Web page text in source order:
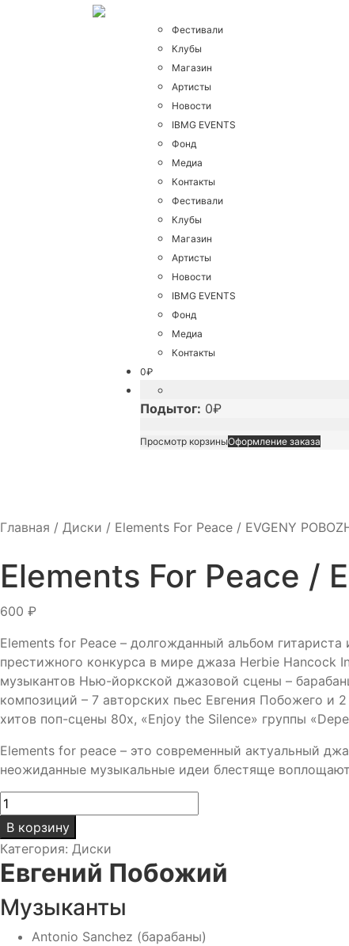
Фестивали
Клубы
Магазин
Артисты
Новости
IBMG EVENTS
Фонд
Медиа
Контакты
Фестивали
Клубы
Магазин
Артисты
Новости
IBMG EVENTS
Фонд
Медиа
Контакты
0₽
Подытог: 0₽
Просмотр корзиныОформление заказа
Главная / Диски / Elements For Peace / EVGENY
Elements For Peace /
600 ₽
Elements for Peace – долгожданный альбом
престижного конкурса в мире джаза Herbie Hancock
музыкантов Нью-йоркской джазовой сцены –
композиций – 7 авторских пьес Евгения Побожего и
хитов поп-сцены 80х, «Enjoy the Silence» группы
Elements for peace – это современный актуальный
неожиданные музыкальные идеи блестяще
Количество
товара
Elements
For
Peace
/
EVGENY
POBOZHIY
В корзину
Категория: Диски
Евгений Побожий
Музыканты
Antonio Sanchez (барабаны)